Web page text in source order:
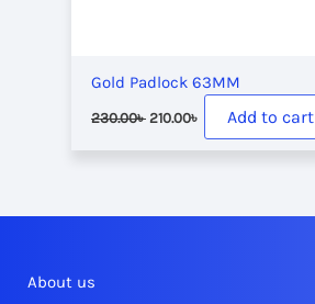
Gold Padlock 63MM
230.00৳ Original
was:
210.00৳ Current
is:
Add to cart
About us